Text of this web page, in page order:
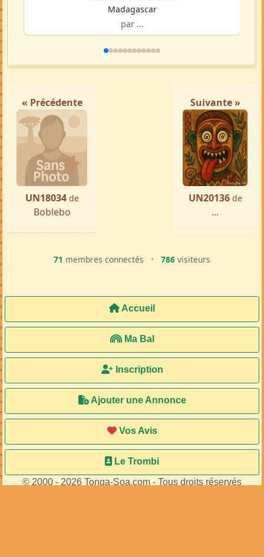
Madagascar
par ...
« Précédente
UN18034 de
Boblebo
Suivante »
UN20136 de
...
71 membres connectés • 786 visiteurs
Accueil
Ma Bal
Inscription
Ajouter une Annonce
Vos Avis
Le Trombi
© 2000 - 2026 Tonga-Soa.com - Tous droits réservés